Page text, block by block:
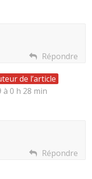
Répondre
de l’article
à 0 h 28 min
Répondre